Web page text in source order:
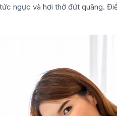
ngực và hơi thở đứt quãng.